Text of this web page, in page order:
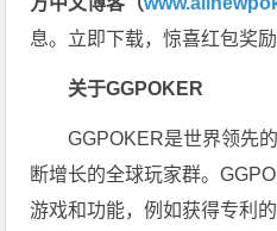
息。立即下载，惊喜红包奖
关于GGPOKER
GGPOKER是世界领先
断增长的全球玩家群。
游戏和功能，例如获得专利